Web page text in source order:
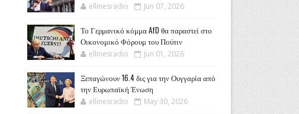
ellinesradio Jun 07, 2026
Το Γερμανικό κόμμα AfD θα παραστεί στο
Οικονομικό Φόρουμ του Πούτιν
ellinesradio Jun 01, 2026
Ξεπαγώνουν 16.4 δις για την Ουγγαρία από
την Ευρωπαϊκή Ένωση
ellinesradio May 30, 2026